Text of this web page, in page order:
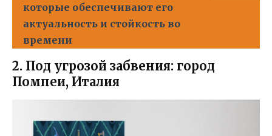
которые обеспечивают его
актуальность и стойкость во
времени
2. Под угрозой забвения: город
Помпеи, Италия